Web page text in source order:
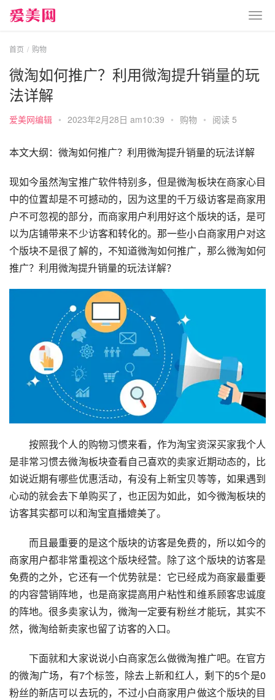
首页 购物
微淘如何推广？利用微淘提升销量的玩
法详解
爱美网编辑 • 2023年2月28日 am10:39 • 购物 • 阅读 5
本文大纲：微淘如何推广？利用微淘提升销量的玩法详解
现如今虽然淘宝推广软件特别多，但是微淘板块在商家心目
中的位置却是不可撼动的，因为这里的千万级访客是商家用
户不可忽视的部分，而商家用户利用好这个版块的话，是可
以为店铺带来不少访客和转化的。那一些小白商家用户对这
个版块不是很了解的，不知道微淘如何推广，那么微淘如何
推广？利用微淘提升销量的玩法详解？
按照我个人的购物习惯来看，作为淘宝资深买家我个人
是非常习惯去微淘板块查看自己喜欢的卖家近期动态的，比
如说近期有哪些优惠活动，有没有上新宝贝等等，如果遇到
心动的就会去下单购买了，也正因为如此，如今微淘板块的
访客其实都可以和淘宝直播媲美了。
而且最重要的是这个版块的访客是免费的，所以如今的
商家用户都非常重视这个版块经营。除了这个版块的访客是
免费的之外，它还有一个优势就是：它已经成为商家最重要
的内容营销阵地，也是商家提高用户粘性和维系顾客忠诚度
的阵地。很多卖家认为，微淘一定要有粉丝才能玩，其实不
然，微淘给新卖家也留了访客的入口。
下面就和大家说说小白商家怎么做微淘推广吧。在官方
的微淘广场，有7个标签，除去上新和红人，剩下的5个是0
粉丝的新店可以去玩的，不过小白商家用户做这个版块的目